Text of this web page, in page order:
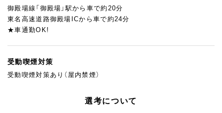
御殿場線「御殿場」駅から車で約20分
東名高速道路御殿場ICから車で約24分
★車通勤OK!
受動喫煙対策
受動喫煙対策あり（屋内禁煙）
選考について